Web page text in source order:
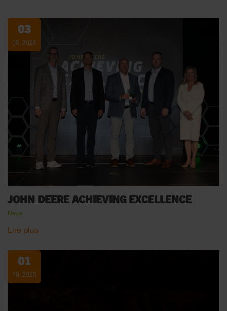
03
06, 2026
JOHN DEERE ACHIEVING EXCELLENCE
News
Lire plus
01
10, 2025